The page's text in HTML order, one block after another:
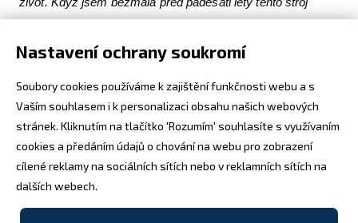
bude souzeno v jeho kokpitu strávit ve vzduchu, mnohdy
Fotografie a poznámky za letu jsem si dělal vždycky, ale
nikdy by mne nenapadlo, že se najde tolik čtenářů, které to
bude zajímat…
Nastavení ochrany soukromí
Soubory cookies používáme k zajištění funkčnosti webu a s
Vaším souhlasem i k personalizaci obsahu našich webových
stránek. Kliknutím na tlačítko 'Rozumím' souhlasíte s využívaním
cookies a předáním údajů o chování na webu pro zobrazení
cílené reklamy na sociálních sítích nebo v reklamních sítích na
dalších webech.